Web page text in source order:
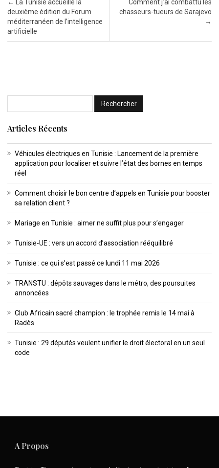
Post navigation
←
La Tunisie accueille la
deuxième édition du Forum
méditerranéen de l’intelligence
artificielle
Comment j’ai combattu les
chasseurs-tueurs de Sarajevo
→
Articles Récents
Véhicules électriques en Tunisie : Lancement de la première
application pour localiser et suivre l’état des bornes en temps
réel
Comment choisir le bon centre d’appels en Tunisie pour booster
sa relation client ?
Mariage en Tunisie : aimer ne suffit plus pour s’engager
Tunisie-UE : vers un accord d’association rééquilibré
Tunisie : ce qui s’est passé ce lundi 11 mai 2026
TRANSTU : dépôts sauvages dans le métro, des poursuites
annoncées
Club Africain sacré champion : le trophée remis le 14 mai à
Radès
Tunisie : 29 députés veulent unifier le droit électoral en un seul
code
A Propos